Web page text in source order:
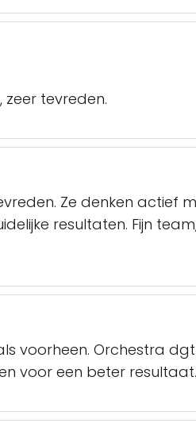
tevreden.
Ze denken actief
resultaten. Fijn
voorheen. Orchestra
voor een beter resultaat.